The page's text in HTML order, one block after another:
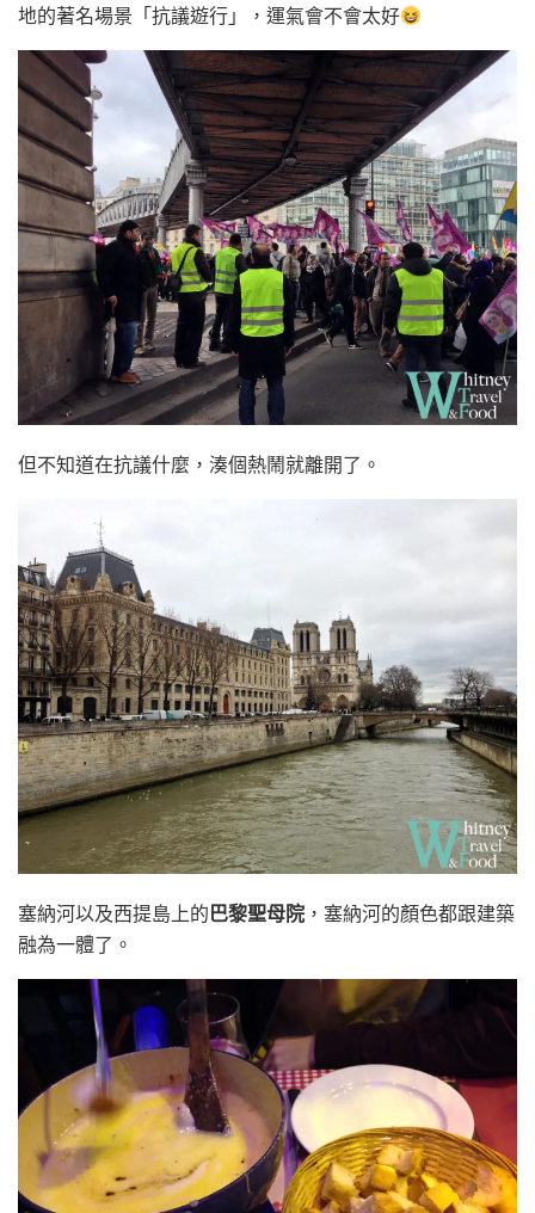
地的著名場景「抗議遊行」，運氣會不會太好
但不知道在抗議什麼，湊個熱鬧就離開了。
塞納河以及西提島上的巴黎聖母院 ，塞納河的顏色都跟建築
融為一體了。